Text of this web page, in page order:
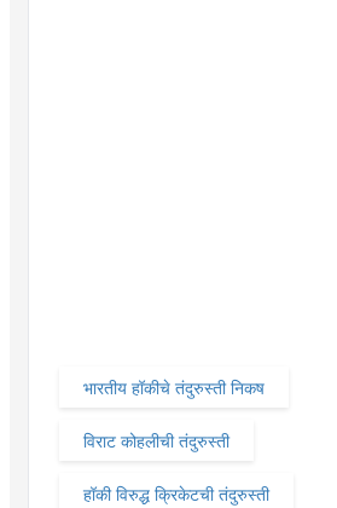
भारतीय हॉकीचे तंदुरुस्ती निकष
विराट कोहलीची तंदुरुस्ती
हॉकी विरुद्ध क्रिकेटची तंदुरुस्ती